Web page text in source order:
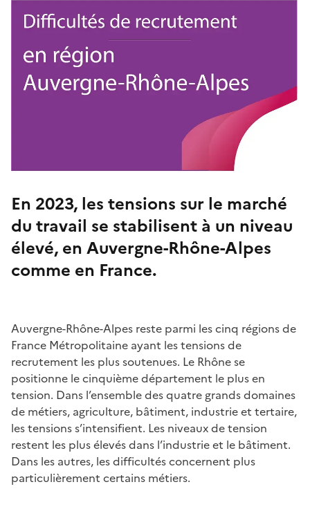
En 2023, les tensions sur le marché
du travail se stabilisent à un niveau
élevé, en Auvergne-Rhône-Alpes
comme en France.
Auvergne-Rhône-Alpes reste parmi les cinq régions de
France Métropolitaine ayant les tensions de
recrutement les plus soutenues. Le Rhône se
positionne le cinquième département le plus en
tension. Dans l’ensemble des quatre grands domaines
de métiers, agriculture, bâtiment, industrie et tertaire,
les tensions s’intensifient. Les niveaux de tension
restent les plus élevés dans l’industrie et le bâtiment.
Dans les autres, les difficultés concernent plus
particulièrement certains métiers.